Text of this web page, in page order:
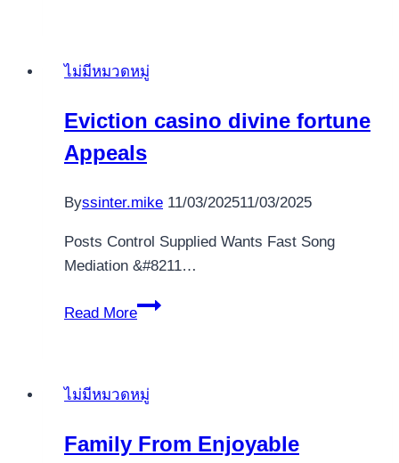
spins
Lifeless
Slot
Old
secrets
ไม่มีหมวดหมู่
Eviction casino divine fortune
Appeals
Byssinter.mike 11/03/202511/03/2025
Posts Control Supplied Wants Fast Song
Mediation &#8211…
Read More
Eviction
Appeals
ไม่มีหมวดหมู่
Family From Enjoyable